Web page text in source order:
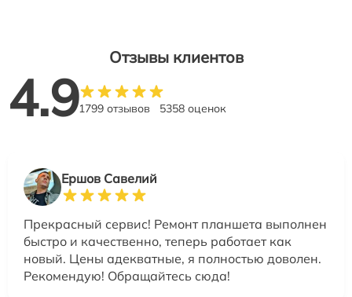
Отзывы клиентов
4.91799 отзывов 5358 оценок
Ершов Савелий
Прекрасный сервис! Ремонт планшета выполнен
быстро и качественно, теперь работает как
новый. Цены адекватные, я полностью доволен.
Рекомендую! Обращайтесь сюда!